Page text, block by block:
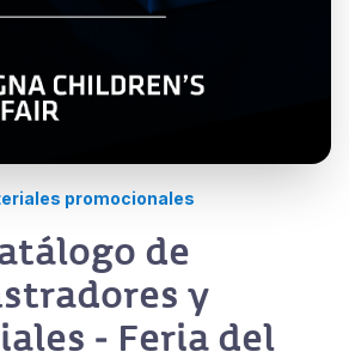
promocionales
de
y
- Feria del